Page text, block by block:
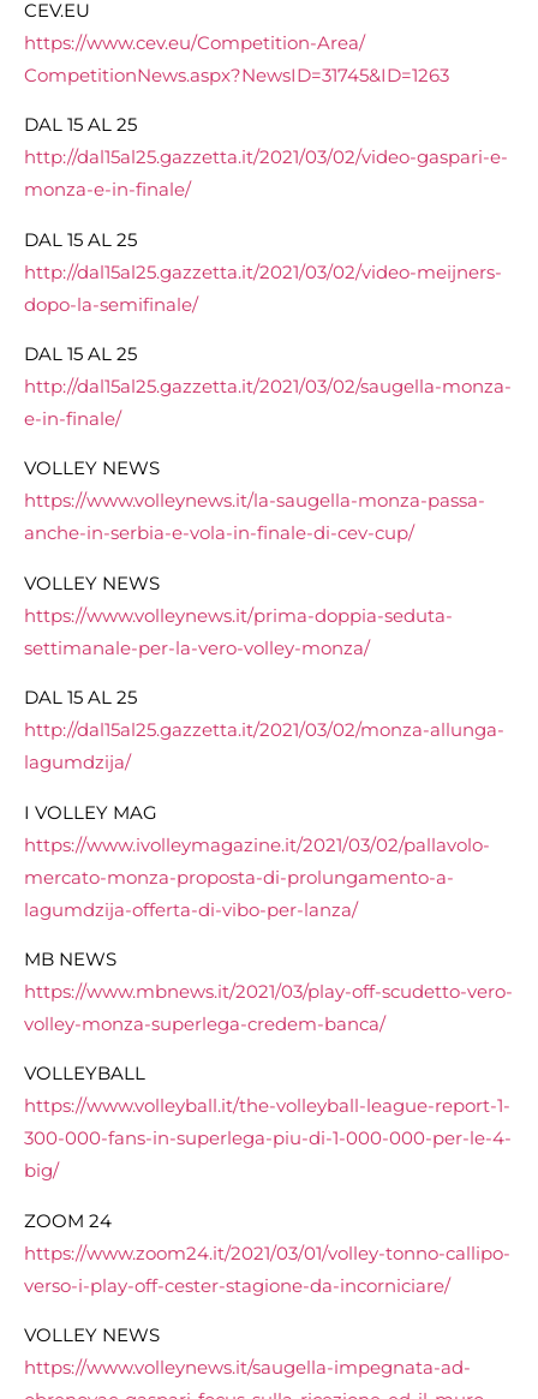
CEV.EU
https://www.cev.eu/Competition-Area/
CompetitionNews.aspx?NewsID=31745&ID=1263
DAL 15 AL 25
http://dal15al25.gazzetta.it/2021/03/02/video-gaspari-e-
monza-e-in-finale/
DAL 15 AL 25
http://dal15al25.gazzetta.it/2021/03/02/video-meijners-
dopo-la-semifinale/
DAL 15 AL 25
http://dal15al25.gazzetta.it/2021/03/02/saugella-monza-
e-in-finale/
VOLLEY NEWS
https://www.volleynews.it/la-saugella-monza-passa-
anche-in-serbia-e-vola-in-finale-di-cev-cup/
VOLLEY NEWS
https://www.volleynews.it/prima-doppia-seduta-
settimanale-per-la-vero-volley-monza/
DAL 15 AL 25
http://dal15al25.gazzetta.it/2021/03/02/monza-allunga-
lagumdzija/
I VOLLEY MAG
https://www.ivolleymagazine.it/2021/03/02/pallavolo-
mercato-monza-proposta-di-prolungamento-a-
lagumdzija-offerta-di-vibo-per-lanza/
MB NEWS
https://www.mbnews.it/2021/03/play-off-scudetto-vero-
volley-monza-superlega-credem-banca/
VOLLEYBALL
https://www.volleyball.it/the-volleyball-league-report-1-
300-000-fans-in-superlega-piu-di-1-000-000-per-le-4-
big/
ZOOM 24
https://www.zoom24.it/2021/03/01/volley-tonno-callipo-
verso-i-play-off-cester-stagione-da-incorniciare/
VOLLEY NEWS
https://www.volleynews.it/saugella-impegnata-ad-